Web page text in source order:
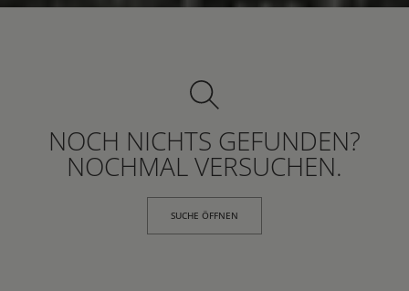
NOCH NICHTS GEFUNDEN?
NOCHMAL VERSUCHEN.
SUCHE ÖFFNEN